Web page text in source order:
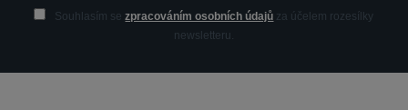
Souhlasím sezpracováním osobních údajů za účelem rozesílky
newsletteru.